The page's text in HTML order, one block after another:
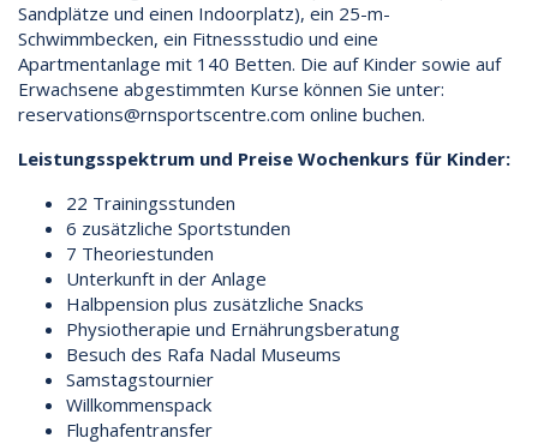
Sandplätze und einen Indoorplatz), ein 25-m-
Schwimmbecken, ein Fitnessstudio und eine
Apartmentanlage mit 140 Betten. Die auf Kinder sowie auf
Erwachsene abgestimmten Kurse können Sie unter:
reservations@rnsportscentre.com online buchen.
Leistungsspektrum und Preise Wochenkurs für Kinder:
22 Trainingsstunden
6 zusätzliche Sportstunden
7 Theoriestunden
Unterkunft in der Anlage
Halbpension plus zusätzliche Snacks
Physiotherapie und Ernährungsberatung
Besuch des Rafa Nadal Museums
Samstagstournier
Willkommenspack
Flughafentransfer